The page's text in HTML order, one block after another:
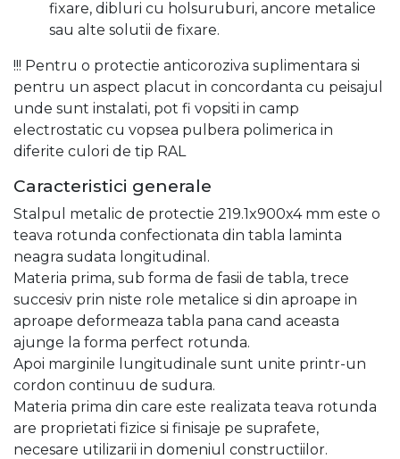
fixare, dibluri cu holsuruburi, ancore metalice
sau alte solutii de fixare.
!!! Pentru o protectie anticoroziva suplimentara si
pentru un aspect placut in concordanta cu peisajul
unde sunt instalati, pot fi vopsiti in camp
electrostatic cu vopsea pulbera polimerica in
diferite culori de tip RAL
Caracteristici generale
Stalpul metalic de protectie 219.1x900x4 mm este o
teava rotunda confectionata din tabla laminta
neagra sudata longitudinal.
Materia prima, sub forma de fasii de tabla, trece
succesiv prin niste role metalice si din aproape in
aproape deformeaza tabla pana cand aceasta
ajunge la forma perfect rotunda.
Apoi marginile lungitudinale sunt unite printr-un
cordon continuu de sudura.
Materia prima din care este realizata teava rotunda
are proprietati fizice si finisaje pe suprafete,
necesare utilizarii in domeniul constructiilor.